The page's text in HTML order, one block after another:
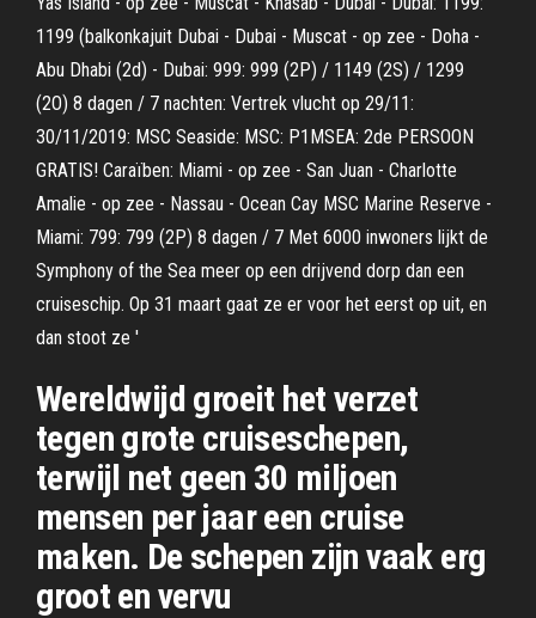
1199 (balkonkajuit Dubai - Dubai - Muscat - op zee - Doha -
Abu Dhabi (2d) - Dubai: 999: 999 (2P) / 1149 (2S) / 1299
(2O) 8 dagen / 7 nachten: Vertrek vlucht op 29/11:
30/11/2019: MSC Seaside: MSC: P1MSEA: 2de PERSOON
GRATIS! Caraïben: Miami - op zee - San Juan - Charlotte
Amalie - op zee - Nassau - Ocean Cay MSC Marine Reserve -
Miami: 799: 799 (2P) 8 dagen / 7 Met 6000 inwoners lijkt de
Symphony of the Sea meer op een drijvend dorp dan een
cruiseschip. Op 31 maart gaat ze er voor het eerst op uit, en
dan stoot ze '
Wereldwijd groeit het verzet
tegen grote cruiseschepen,
terwijl net geen 30 miljoen
mensen per jaar een cruise
maken. De schepen zijn vaak erg
groot en vervu